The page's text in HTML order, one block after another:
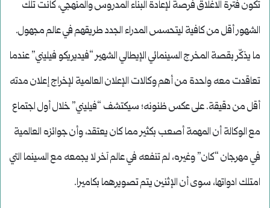
تكون فترة الاغلاق فرصة لإعادة البناء المدروس والمنهجي، كانت تلك
الشهور أقل من كافية ليتحسس المدراء الجدد طريقهم في عالم مجهول.
ما يذكّر بقصة المخرج السينمائي الإيطالي الشهير “فيديريكو فيليني” عندما
تعاقدت معه واحدة من أهم وكالات الإعلان العالمية لإخراج إعلان مدته
أقل من دقيقة. على عكس ظنونه؛ سيكتشف “فيليني” خلال أول اجتماع
مع الوكالة أن المهمة أصعب بكثير مما كان يعتقد، وأن جوائزه العالمية
في مهرجان “كان” وغيره، لم تنفعه في عالم آخر لا يجمعه مع السينما التي
امتلك ادواتها، سوى أن الإثنين يتم تصويرهما بكاميرا.